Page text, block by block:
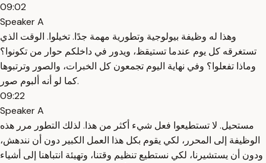
09:02
Speaker A
وهذا له وظيفة بيولوجية وتطورية مهمة جدًا. تخيلوا. الوقت الذي
تستغرقه كل يوم عندما تستيقظ، ويدور في داخلكم حوار من تكونوا؟
وماذا تفعلوا؟ وفي نهاية اليوم تجمعون كل الخبرات، والصور وترتبوها
كما لو أنه ألبوم صور.
09:22
Speaker A
مستحيل. لا تستطيعوا فعل شيء أكثر من هذا. لذلك التطور مرر هذه
الوظيفة إلى المحرر، لكي يقوم بكل هذا العمل الكبير دون أن نندهش،
ودون أن يستشيرنا، لكي نستطيع تنظيم وقتنا، وتهيئة انتباهنا إلى أشياء